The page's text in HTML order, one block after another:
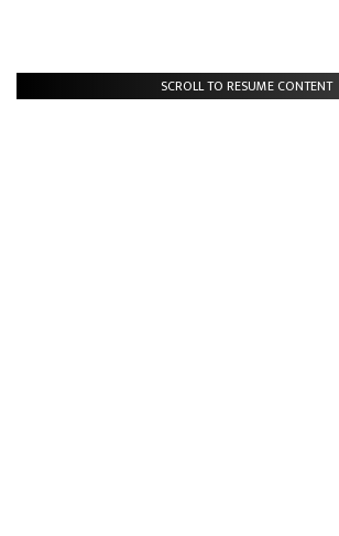
SCROLL TO RESUME CONTENT